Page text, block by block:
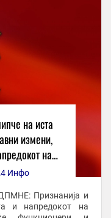
на иста
измени,
на
Инфо
Признанија и
и напредокот на